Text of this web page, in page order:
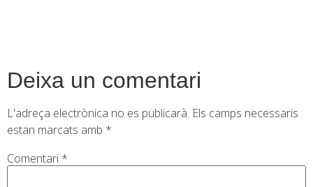
Deixa un comentari
L'adreça electrònica no es publicarà. Els camps necessaris
estan marcats amb *
Comentari *